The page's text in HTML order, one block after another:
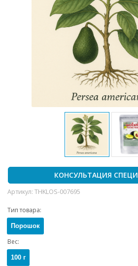
КОНСУЛЬТАЦИЯ
Артикул: THKLOS-007695
Тип товара:
Порошок
Вес:
100 г